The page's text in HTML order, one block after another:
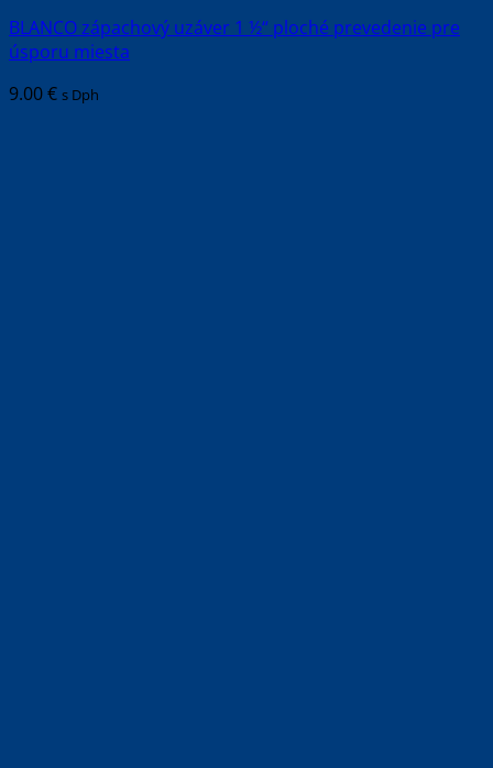
BLANCO zápachový uzáver 1 ½“ ploché prevedenie pre
úsporu miesta
9.00€ s Dph